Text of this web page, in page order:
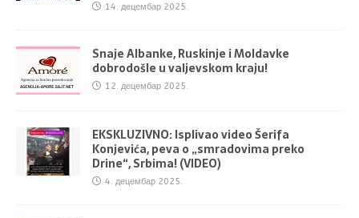
14. децембар 2025.
Snaje Albanke, Ruskinje i Moldavke
dobrodošle u valjevskom kraju!
12. децембар 2025.
EKSKLUZIVNO: Isplivao video Šerifa
Konjevića, peva o „smradovima preko
Drine“, Srbima! (VIDEO)
4. децембар 2025.